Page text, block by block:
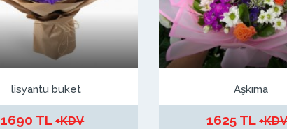
lisyantu buket
1690 TL+KDV
Aşkıma
1625 TL